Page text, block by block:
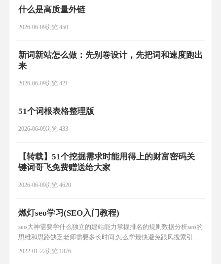
什么是高质量外链
2026-06-09浏览 450
新词新站怎么做：先别卷设计，先把词和速度跑出
来
2026-06-09浏览 421
51个词根表格整理版
2026-06-09浏览 433
【转载】51个挖掘需求时能用得上的财富密码关
键词哥飞免费赠送给大家
2026-06-09浏览 4620
燃灯seo学习(SEO入门教程)
seo大神需要学什么独立的建站能力掌握排名的规则数据分析seo的
思维和思路缺乏老师需要多长时间,怎么学最快避免跟风搜索引擎
抽风?正视网站的问题刷流量 容易被K买链接 不可取,内容为王多
2022-01-22浏览 1876